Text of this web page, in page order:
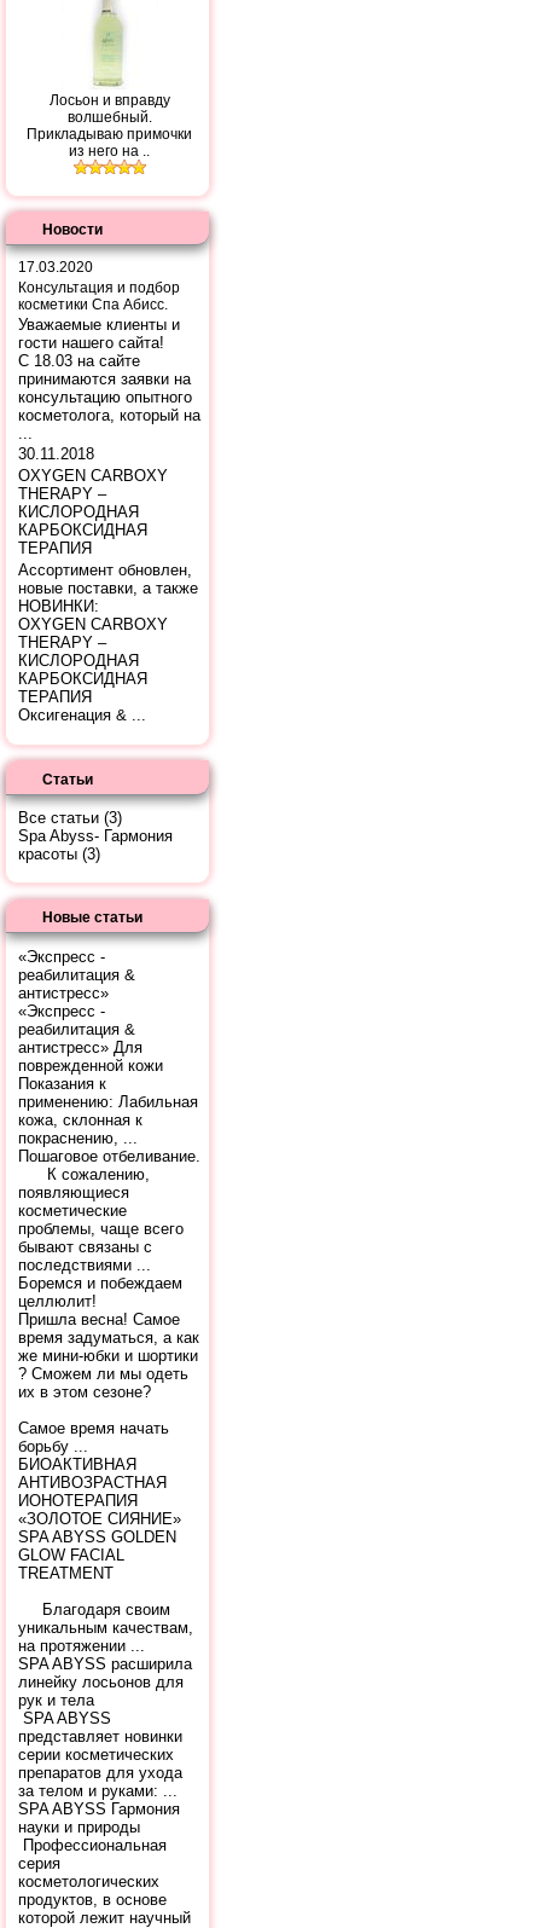
Лосьон и вправду
волшебный.
Прикладываю примочки
из него на ..
Новости
17.03.2020
Консультация и подбор
косметики Спа Абисс.
Уважаемые клиенты и
гости нашего сайта!
С 18.03 на сайте
принимаются заявки на
консультацию опытного
косметолога, который на
30.11.2018
OXYGEN CARBOXY
THERAPY –
КИСЛОРОДНАЯ
КАРБОКСИДНАЯ
ТЕРАПИЯ
Ассортимент обновлен,
новые поставки, а также
НОВИНКИ:
OXYGEN CARBOXY
THERAPY –
КИСЛОРОДНАЯ
КАРБОКСИДНАЯ
ТЕРАПИЯ
Оксигенация & ...
Статьи
Все статьи (3)
Spa Abyss- Гармония
красоты (3)
Новые статьи
«Экспресс -
реабилитация &
антистресс»
«Экспресс -
реабилитация &
антистресс» Для
поврежденной кожи
Показания к
применению: Лабильная
кожа, склонная к
покраснению, ...
Пошаговое отбеливание.
К сожалению,
появляющиеся
косметические
проблемы, чаще всего
бывают связаны с
последствиями ...
Боремся и побеждаем
целлюлит!
Пришла весна! Самое
время задуматься, а как
же мини-юбки и шортики
? Сможем ли мы одеть
их в этом сезоне?
Самое время начать
борьбу ...
БИОАКТИВНАЯ
АНТИВОЗРАСТНАЯ
ИОНОТЕРАПИЯ
«ЗОЛОТОЕ СИЯНИЕ»
SPA ABYSS GOLDEN
GLOW FACIAL
TREATMENT
Благодаря своим
уникальным качествам,
на протяжении ...
SPA ABYSS расширила
линейку лосьонов для
рук и тела
SPA ABYSS
представляет новинки
серии косметических
препаратов для ухода
за телом и руками: ...
SPA ABYSS Гармония
науки и природы
Профессиональная
серия
косметологических
продуктов, в основе
которой лежит научный